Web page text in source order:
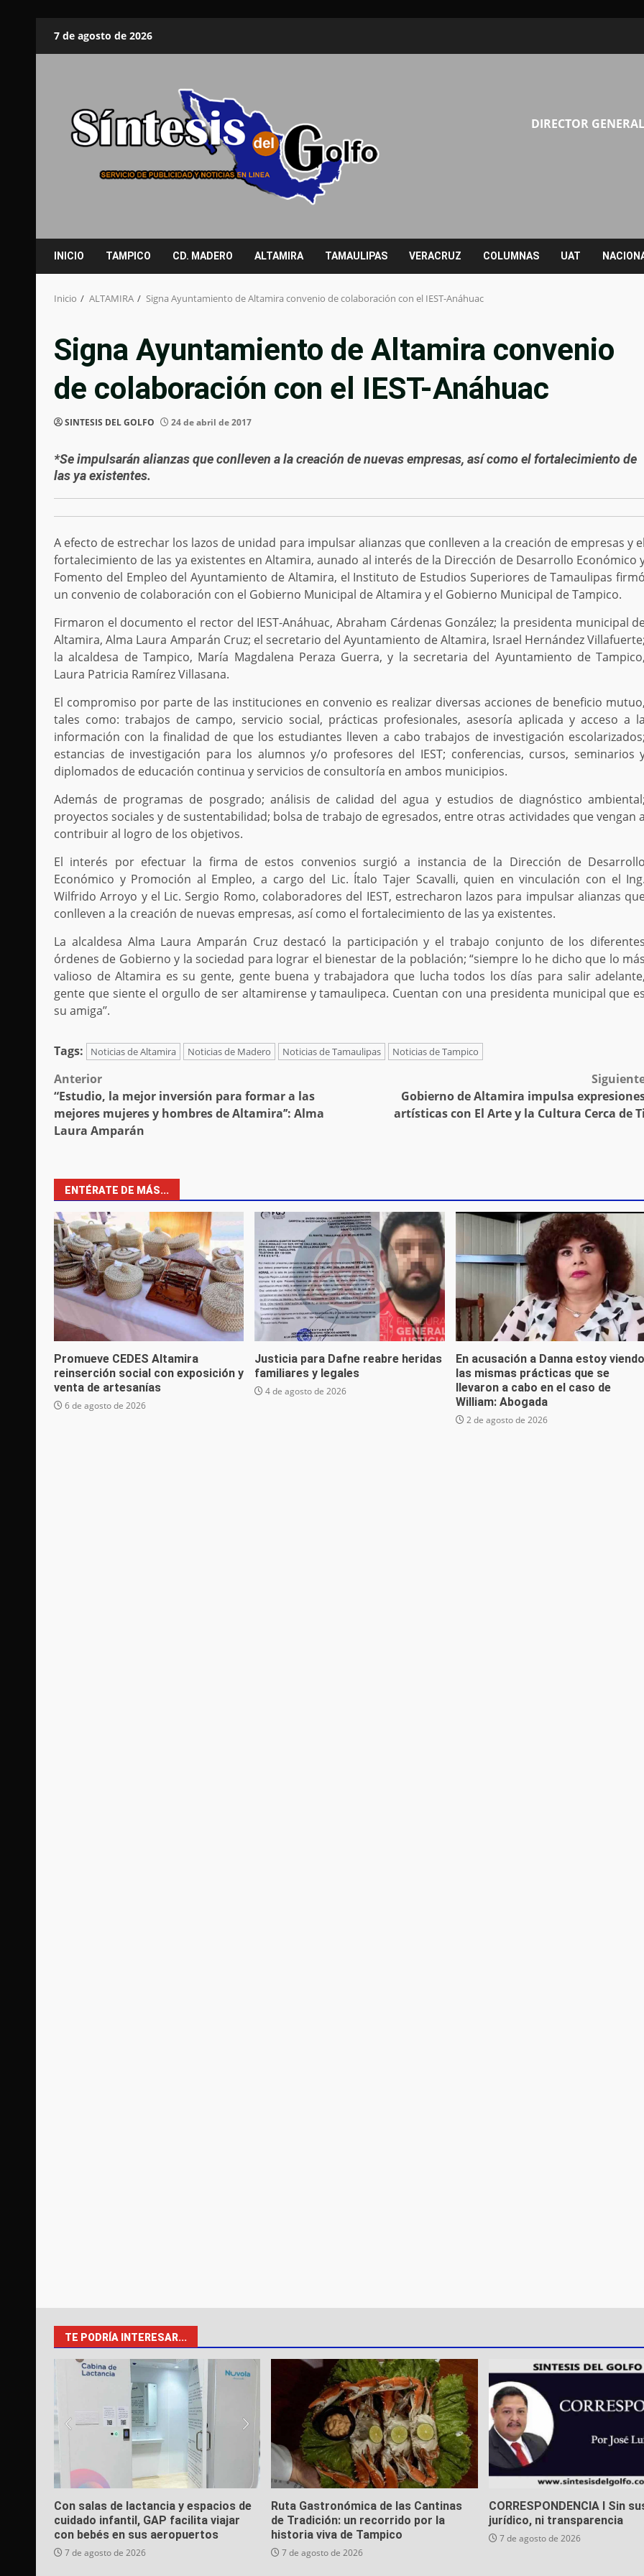
7 de agosto de 2026
DIRECTOR
INICIO TAMPICO CD. MADERO ALTAMIRA TAMAULIPAS VERACRUZ COLUMNAS UAT
Inicio ALTAMIRA Signa Ayuntamiento de Altamira convenio de colaboración con el IEST-Anáhuac
Signa Ayuntamiento de Altamira convenio
de colaboración con el IEST-Anáhuac
SINTESIS DEL GOLFO 24 de abril de 2017
*Se impulsarán alianzas que conlleven a la creación de nuevas empresas, así como el fortalecimiento de
las ya existentes.
A efecto de estrechar los lazos de unidad para impulsar alianzas que conlleven a la creación de empresas y
fortalecimiento de las ya existentes en Altamira, aunado al interés de la Dirección de Desarrollo Económico
Fomento del Empleo del Ayuntamiento de Altamira, el Instituto de Estudios Superiores de Tamaulipas
un convenio de colaboración con el Gobierno Municipal de Altamira y el Gobierno Municipal de Tampico.
Firmaron el documento el rector del IEST-Anáhuac, Abraham Cárdenas González; la presidenta municipal
Altamira, Alma Laura Amparán Cruz; el secretario del Ayuntamiento de Altamira, Israel Hernández
la alcaldesa de Tampico, María Magdalena Peraza Guerra, y la secretaria del Ayuntamiento de
Laura Patricia Ramírez Villasana.
El compromiso por parte de las instituciones en convenio es realizar diversas acciones de beneficio
tales como: trabajos de campo, servicio social, prácticas profesionales, asesoría aplicada y acceso a
información con la finalidad de que los estudiantes lleven a cabo trabajos de investigación
estancias de investigación para los alumnos y/o profesores del IEST; conferencias, cursos, seminarios
diplomados de educación continua y servicios de consultoría en ambos municipios.
Además de programas de posgrado; análisis de calidad del agua y estudios de diagnóstico
proyectos sociales y de sustentabilidad; bolsa de trabajo de egresados, entre otras actividades que vengan
contribuir al logro de los objetivos.
El interés por efectuar la firma de estos convenios surgió a instancia de la Dirección de
Económico y Promoción al Empleo, a cargo del Lic. Ítalo Tajer Scavalli, quien en vinculación con el
Wilfrido Arroyo y el Lic. Sergio Romo, colaboradores del IEST, estrecharon lazos para impulsar alianzas
conlleven a la creación de nuevas empresas, así como el fortalecimiento de las ya existentes.
La alcaldesa Alma Laura Amparán Cruz destacó la participación y el trabajo conjunto de los
órdenes de Gobierno y la sociedad para lograr el bienestar de la población; “siempre lo he dicho que lo
valioso de Altamira es su gente, gente buena y trabajadora que lucha todos los días para salir
gente que siente el orgullo de ser altamirense y tamaulipeca. Cuentan con una presidenta municipal que
su amiga’’.
Tags: Noticias de Altamira Noticias de Madero Noticias de Tamaulipas Noticias de Tampico
Post
navigation
Anterior
“Estudio, la mejor inversión para formar a las
mejores mujeres y hombres de Altamira’’: Alma
Laura Amparán
Gobierno de Altamira impulsa
artísticas con El Arte y la Cultura Cerca de
ENTÉRATE DE MÁS...
Promueve CEDES Altamira
reinserción social con exposición y
venta de artesanías
6 de agosto de 2026
Justicia para Dafne reabre heridas
familiares y legales
4 de agosto de 2026
En acusación a Danna estoy viendo
las mismas prácticas que se
llevaron a cabo en el caso de
William: Abogada
2 de agosto de 2026
TE PODRÍA INTERESAR...
Con salas de lactancia y espacios de
cuidado infantil, GAP facilita viajar
con bebés en sus aeropuertos
7 de agosto de 2026
Ruta Gastronómica de las Cantinas
de Tradición: un recorrido por la
historia viva de Tampico
7 de agosto de 2026
CORRESPONDENCIA I Sin
jurídico, ni transparencia
7 de agosto de 2026